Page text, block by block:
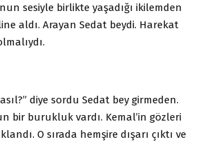
sesiyle birlikte yaşadığı ikilemden
aldı. Arayan Sedat beydi. Harekat
diye sordu Sedat bey girmeden.
bir burukluk vardı. Kemal’in gözleri
O sırada hemşire dışarı çıktı ve